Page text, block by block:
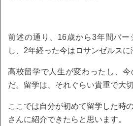
前述の通り、16歳から3年間バー
し、2年経った今はロサンゼルスに
高校留学で人生が変わったし、
だ。留学は、それぐらい貴重で大
ここでは自分が初めて留学した時
さんに紹介できたらと思います。